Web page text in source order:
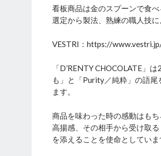
看板商品は金のスプーンで食
選定から製法、熟練の職人技
VESTRI：https://
「D’RENTY CHOCOLATE」
も」と「Purity／純粋」の語
ます。
商品を味わった時の感動はも
高揚感、その相手から受け取
を添えることを使命としていま